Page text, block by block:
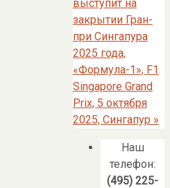
выступит на
закрытии Гран-
при Сингапура
2025 года,
«Формула-1», F1
Singapore Grand
Prix, 5 октября
2025, Сингапур »
Наш
телефон:
(495) 225-